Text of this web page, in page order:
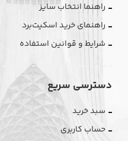
راهنما انتخاب سایز
راهنمای خرید اسکیت‌برد
شرایط و قوانین استفاده
دسترسی سریع
سبد خرید
حساب کاربری